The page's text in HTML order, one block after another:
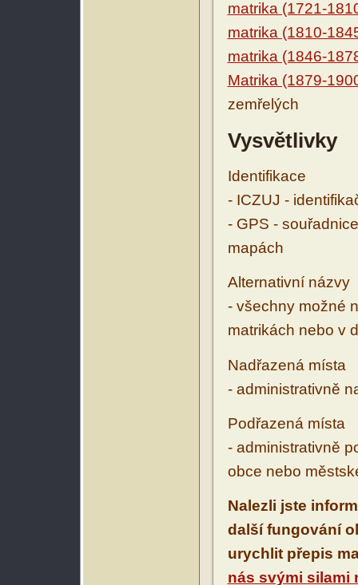
matrika (1721-
matrika (1810-
matrika (1846-
Matrika (1879-
zemřelých
Vysvětlivky
Identifikace
- ICZUJ -
- GPS -
mapách
Alternativní názvy
- všechny možné
matrikách nebo v
Nadřazená místa
- administrativně
Podřazená místa
- administrativně
obce nebo
Nalezli jste
další fungování
urychlit přepis
nás svými silami